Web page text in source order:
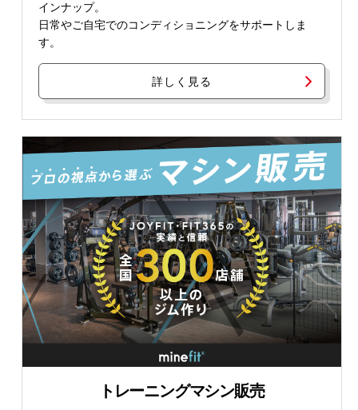
インナップ。
日常やご自宅でのコンディショニングをサポートしま
す。
詳しく見る
トレーニングマシン販売